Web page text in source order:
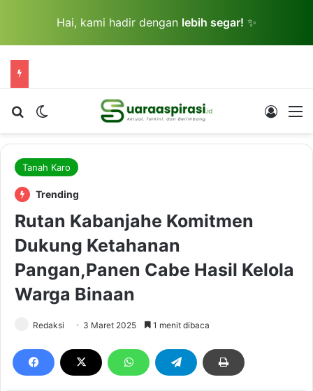
Hai, kami hadir dengan lebih segar! ✨
Cari berita...Switch skin Log In
Tanah Karo
Trending
Rutan Kabanjahe Komitmen
Dukung Ketahanan
Pangan,Panen Cabe Hasil Kelola
Warga Binaan
Redaksi 3 Maret 2025 1 menit dibaca